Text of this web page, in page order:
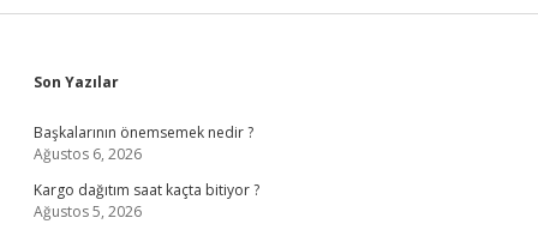
Sidebar
Son Yazılar
Başkalarının önemsemek nedir ?
Ağustos 6, 2026
Kargo dağıtım saat kaçta bitiyor ?
Ağustos 5, 2026